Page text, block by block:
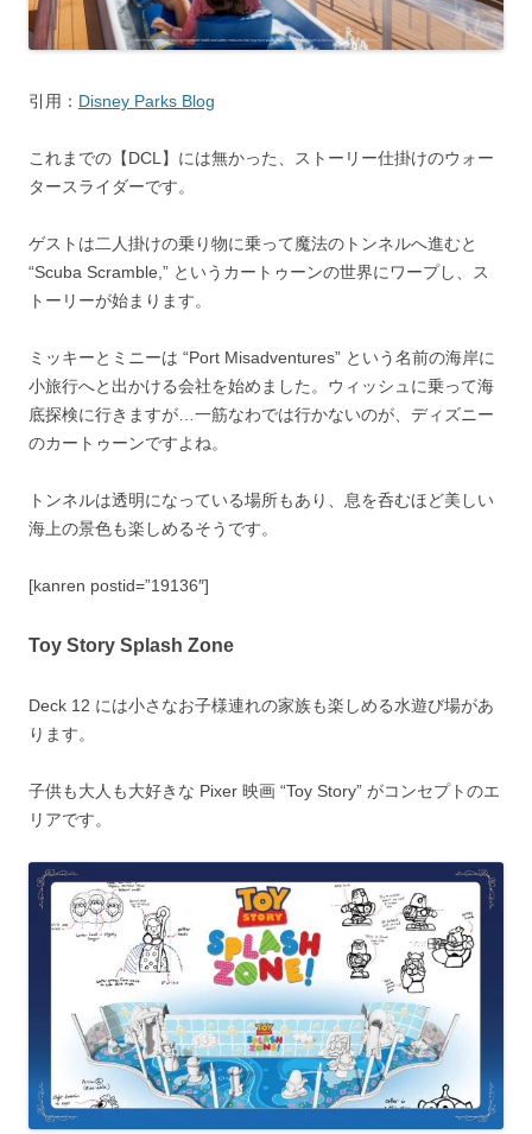
引用： Disney Parks Blog
これまでの【DCL】には無かった、ストーリー仕掛けのウォー
タースライダーです。
ゲストは二人掛けの乗り物に乗って魔法のトンネルへ進むと
“Scuba Scramble,” というカートゥーンの世界にワープし、ス
トーリーが始まります。
ミッキーとミニーは “Port Misadventures” という名前の海岸に
小旅行へと出かける会社を始めました。ウィッシュに乗って海
底探検に行きますが…一筋なわでは行かないのが、ディズニー
のカートゥーンですよね。
トンネルは透明になっている場所もあり、息を呑むほど美しい
海上の景色も楽しめるそうです。
[kanren postid=”19136″]
Toy Story Splash Zone
Deck 12 には小さなお子様連れの家族も楽しめる水遊び場があ
ります。
子供も大人も大好きな Pixer 映画 “Toy Story” がコンセプトのエ
リアです。